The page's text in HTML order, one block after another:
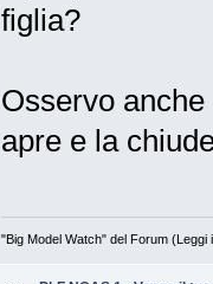
figlia?
Osservo
apre e la
"Big Model Watch" del Forum